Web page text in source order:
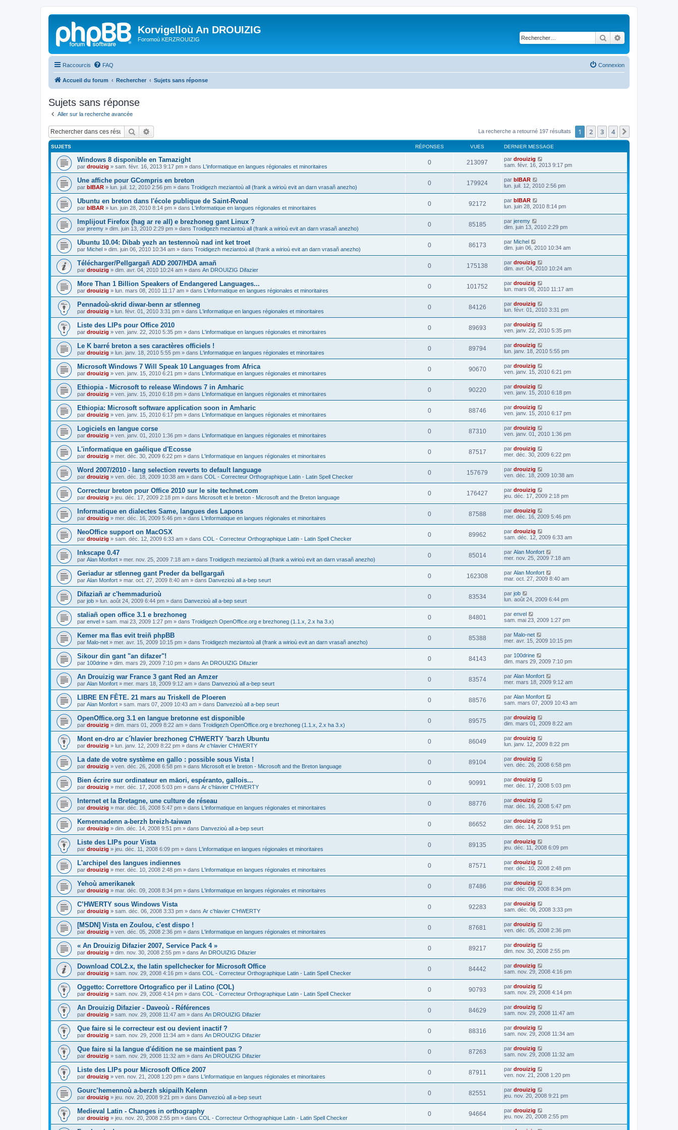
Korvigelloù An DROUIZIG
Foromoù KERZROUIZIG Rechercher
Raccourcis FAQ Connexion
Accueil du forum Rechercher Sujets sans réponse
Sujets sans réponse
Aller sur la recherche avancée
Rechercher La recherche a retourné 197 résultats 1 2 3 4
SUJETS RÉPONSES VUES DERNIER MESSAGE
Windows 8 disponible en Tamazight
par drouizig » sam. févr. 16, 2013 9:17 pm » dans L'informatique en langues régionales et minoritaires
0 213097 par drouizig
sam. févr. 16, 2013 9:17 pm
Une affiche pour GCompris en breton
par bIBAR » lun. juil. 12, 2010 2:56 pm » dans Troidigezh meziantoù all (frank a wirioù evit an darn vrasañ anezho)
0 179924 par bIBAR
lun. juil. 12, 2010 2:56 pm
Ubuntu en breton dans l'école publique de Saint-Rvoal
par bIBAR » lun. juin 28, 2010 8:14 pm » dans L'informatique en langues régionales et minoritaires
0 92172 par bIBAR
lun. juin 28, 2010 8:14 pm
Implijout Firefox (hag ar re all) e brezhoneg gant Linux ?
par jeremy » dim. juin 13, 2010 2:29 pm » dans Troidigezh meziantoù all (frank a wirioù evit an darn vrasañ anezho)
0 85185 par jeremy
dim. juin 13, 2010 2:29 pm
Ubuntu 10.04: Dibab yezh an testennoù nad int ket troet
par Michel » dim. juin 06, 2010 10:34 am » dans Troidigezh meziantoù all (frank a wirioù evit an darn vrasañ anezho)
0 86173 par Michel
dim. juin 06, 2010 10:34 am
Télécharger/Pellgargañ ADD 2007/HDA amañ
par drouizig » dim. avr. 04, 2010 10:24 am » dans An DROUIZIG Difazier
0 175138 par drouizig
dim. avr. 04, 2010 10:24 am
More Than 1 Billion Speakers of Endangered Languages...
par drouizig » lun. mars 08, 2010 11:17 am » dans L'informatique en langues régionales et minoritaires
0 101752 par drouizig
lun. mars 08, 2010 11:17 am
Pennadoù-skrid diwar-benn ar stlenneg
par drouizig » lun. févr. 01, 2010 3:31 pm » dans L'informatique en langues régionales et minoritaires
0 84126 par drouizig
lun. févr. 01, 2010 3:31 pm
Liste des LIPs pour Office 2010
par drouizig » ven. janv. 22, 2010 5:35 pm » dans L'informatique en langues régionales et minoritaires
0 89693 par drouizig
ven. janv. 22, 2010 5:35 pm
Le K barré breton a ses caractères officiels !
par drouizig » lun. janv. 18, 2010 5:55 pm » dans L'informatique en langues régionales et minoritaires
0 89794 par drouizig
lun. janv. 18, 2010 5:55 pm
Microsoft Windows 7 Will Speak 10 Languages from Africa
par drouizig » ven. janv. 15, 2010 6:21 pm » dans L'informatique en langues régionales et minoritaires
0 90670 par drouizig
ven. janv. 15, 2010 6:21 pm
Ethiopia - Microsoft to release Windows 7 in Amharic
par drouizig » ven. janv. 15, 2010 6:18 pm » dans L'informatique en langues régionales et minoritaires
0 90220 par drouizig
ven. janv. 15, 2010 6:18 pm
Ethiopia: Microsoft software application soon in Amharic
par drouizig » ven. janv. 15, 2010 6:17 pm » dans L'informatique en langues régionales et minoritaires
0 88746 par drouizig
ven. janv. 15, 2010 6:17 pm
Logiciels en langue corse
par drouizig » ven. janv. 01, 2010 1:36 pm » dans L'informatique en langues régionales et minoritaires
0 87310 par drouizig
ven. janv. 01, 2010 1:36 pm
L'informatique en gaélique d'Ecosse
par drouizig » mer. déc. 30, 2009 6:22 pm » dans L'informatique en langues régionales et minoritaires
0 87517 par drouizig
mer. déc. 30, 2009 6:22 pm
Word 2007/2010 - lang selection reverts to default language
par drouizig » ven. déc. 18, 2009 10:38 am » dans COL - Correcteur Orthographique Latin - Latin Spell Checker
0 157679 par drouizig
ven. déc. 18, 2009 10:38 am
Correcteur breton pour Office 2010 sur le site technet.com
par drouizig » jeu. déc. 17, 2009 2:18 pm » dans Microsoft et le breton - Microsoft and the Breton language
0 176427 par drouizig
jeu. déc. 17, 2009 2:18 pm
Informatique en dialectes Same, langues des Lapons
par drouizig » mer. déc. 16, 2009 5:46 pm » dans L'informatique en langues régionales et minoritaires
0 87588 par drouizig
mer. déc. 16, 2009 5:46 pm
NeoOffice support on MacOSX
par drouizig » sam. déc. 12, 2009 6:33 am » dans COL - Correcteur Orthographique Latin - Latin Spell Checker
0 89962 par drouizig
sam. déc. 12, 2009 6:33 am
Inkscape 0.47
par Alan Monfort » mer. nov. 25, 2009 7:18 am » dans Troidigezh meziantoù all (frank a wirioù evit an darn vrasañ anezho)
0 85014 par Alan Monfort
mer. nov. 25, 2009 7:18 am
Geriadur ar stlenneg gant Preder da bellgargañ
par Alan Monfort » mar. oct. 27, 2009 8:40 am » dans Danvezioù all a-bep seurt
0 162308 par Alan Monfort
mar. oct. 27, 2009 8:40 am
Difaziañ ar c'hemmadurioù
par job » lun. août 24, 2009 6:44 pm » dans Danvezioù all a-bep seurt
0 83534 par job
lun. août 24, 2009 6:44 pm
staliañ open office 3.1 e brezhoneg
par envel » sam. mai 23, 2009 1:27 pm » dans Troidigezh OpenOffice.org e brezhoneg (1.1.x, 2.x ha 3.x)
0 84801 par envel
sam. mai 23, 2009 1:27 pm
Kemer ma flas evit treiñ phpBB
par Malo-net » mer. avr. 15, 2009 10:15 pm » dans Troidigezh meziantoù all (frank a wirioù evit an darn vrasañ anezho)
0 85388 par Malo-net
mer. avr. 15, 2009 10:15 pm
Sikour din gant "an difazer"!
par 100drine » dim. mars 29, 2009 7:10 pm » dans An DROUIZIG Difazier
0 84143 par 100drine
dim. mars 29, 2009 7:10 pm
An Drouizig war France 3 gant Red an Amzer
par Alan Monfort » mer. mars 18, 2009 9:12 am » dans Danvezioù all a-bep seurt
0 83574 par Alan Monfort
mer. mars 18, 2009 9:12 am
LIBRE EN FÊTE. 21 mars au Triskell de Ploeren
par Alan Monfort » sam. mars 07, 2009 10:43 am » dans Danvezioù all a-bep seurt
0 88576 par Alan Monfort
sam. mars 07, 2009 10:43 am
OpenOffice.org 3.1 en langue bretonne est disponible
par drouizig » dim. mars 01, 2009 8:22 am » dans Troidigezh OpenOffice.org e brezhoneg (1.1.x, 2.x ha 3.x)
0 89575 par drouizig
dim. mars 01, 2009 8:22 am
Mont en-dro ar c´hlavier brezhoneg C'HWERTY 'barzh Ubuntu
par drouizig » lun. janv. 12, 2009 8:22 pm » dans Ar c'hlavier C'HWERTY
0 86049 par drouizig
lun. janv. 12, 2009 8:22 pm
La date de votre système en gallo : possible sous Vista !
par drouizig » ven. déc. 26, 2008 6:58 pm » dans Microsoft et le breton - Microsoft and the Breton language
0 89104 par drouizig
ven. déc. 26, 2008 6:58 pm
Bien écrire sur ordinateur en māori, espéranto, gallois...
par drouizig » mer. déc. 17, 2008 5:03 pm » dans Ar c'hlavier C'HWERTY
0 90991 par drouizig
mer. déc. 17, 2008 5:03 pm
Internet et la Bretagne, une culture de réseau
par drouizig » mar. déc. 16, 2008 5:47 pm » dans L'informatique en langues régionales et minoritaires
0 88776 par drouizig
mar. déc. 16, 2008 5:47 pm
Kemennadenn a-berzh breizh-taiwan
par drouizig » dim. déc. 14, 2008 9:51 pm » dans Danvezioù all a-bep seurt
0 86652 par drouizig
dim. déc. 14, 2008 9:51 pm
Liste des LIPs pour Vista
par drouizig » jeu. déc. 11, 2008 6:09 pm » dans L'informatique en langues régionales et minoritaires
0 89135 par drouizig
jeu. déc. 11, 2008 6:09 pm
L'archipel des langues indiennes
par drouizig » mer. déc. 10, 2008 2:48 pm » dans L'informatique en langues régionales et minoritaires
0 87571 par drouizig
mer. déc. 10, 2008 2:48 pm
Yehoù amerikanek
par drouizig » mar. déc. 09, 2008 8:34 pm » dans L'informatique en langues régionales et minoritaires
0 87486 par drouizig
mar. déc. 09, 2008 8:34 pm
C’HWERTY sous Windows Vista
par drouizig » sam. déc. 06, 2008 3:33 pm » dans Ar c'hlavier C'HWERTY
0 92283 par drouizig
sam. déc. 06, 2008 3:33 pm
[MSDN] Vista en Zoulou, c'est dispo !
par drouizig » ven. déc. 05, 2008 2:36 pm » dans L'informatique en langues régionales et minoritaires
0 87681 par drouizig
ven. déc. 05, 2008 2:36 pm
« An Drouizig Difazier 2007, Service Pack 4 »
par drouizig » dim. nov. 30, 2008 2:55 pm » dans An DROUIZIG Difazier
0 89217 par drouizig
dim. nov. 30, 2008 2:55 pm
Download COL2.x, the latin spellchecker for Microsoft Office
par drouizig » sam. nov. 29, 2008 4:16 pm » dans COL - Correcteur Orthographique Latin - Latin Spell Checker
0 84442 par drouizig
sam. nov. 29, 2008 4:16 pm
Oggetto: Correttore Ortografico per il Latino (COL)
par drouizig » sam. nov. 29, 2008 4:14 pm » dans COL - Correcteur Orthographique Latin - Latin Spell Checker
0 90793 par drouizig
sam. nov. 29, 2008 4:14 pm
An Drouizig Difazier - Daveoù - Références
par drouizig » sam. nov. 29, 2008 11:47 am » dans An DROUIZIG Difazier
0 84629 par drouizig
sam. nov. 29, 2008 11:47 am
Que faire si le correcteur est ou devient inactif ?
par drouizig » sam. nov. 29, 2008 11:34 am » dans An DROUIZIG Difazier
0 88316 par drouizig
sam. nov. 29, 2008 11:34 am
Que faire si la langue d'édition ne se maintient pas ?
par drouizig » sam. nov. 29, 2008 11:32 am » dans An DROUIZIG Difazier
0 87263 par drouizig
sam. nov. 29, 2008 11:32 am
Liste des LIPs pour Microsoft Office 2007
par drouizig » ven. nov. 21, 2008 1:20 pm » dans L'informatique en langues régionales et minoritaires
0 87911 par drouizig
ven. nov. 21, 2008 1:20 pm
Gourc’hemennoù a-berzh skipailh Kelenn
par drouizig » jeu. nov. 20, 2008 9:21 pm » dans Danvezioù all a-bep seurt
0 82551 par drouizig
jeu. nov. 20, 2008 9:21 pm
Medieval Latin - Changes in orthography
par drouizig » jeu. nov. 20, 2008 2:55 pm » dans COL - Correcteur Orthographique Latin - Latin Spell Checker
0 94664 par drouizig
jeu. nov. 20, 2008 2:55 pm